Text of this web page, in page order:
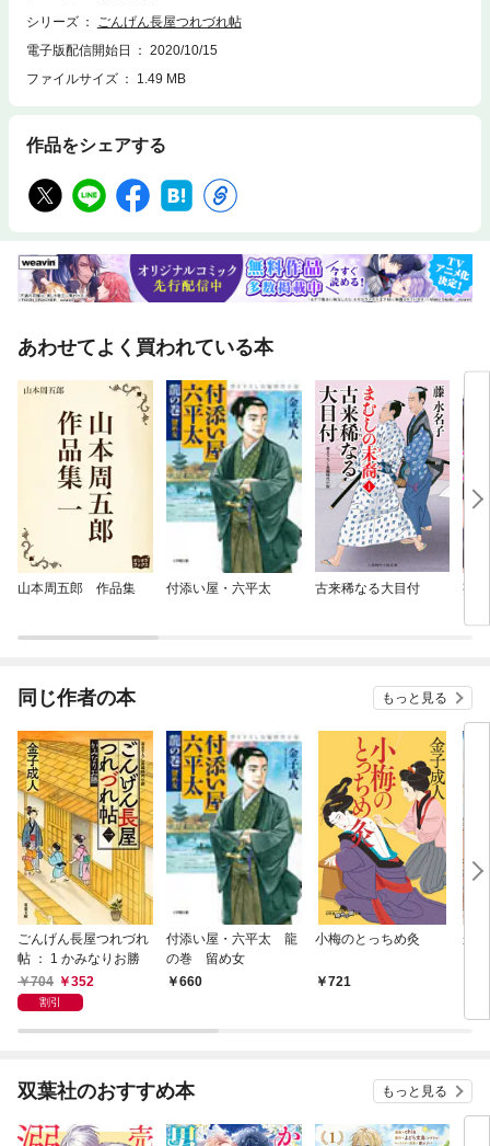
シリーズ
ごんげん長屋つれづれ帖
電子版配信開始日
2020/10/15
ファイルサイズ
1.49 MB
作品をシェアする
あわせてよく買われている本
山本周五郎 作品集 付添い屋・六平太 古来稀なる大目付 妄
同じ作者の本 もっと見る
ごんげん長屋つれづれ
帖 ： 1 かみなりお勝
704
352
割引
付添い屋・六平太 龍
の巻 留め女
660
小梅のとっちめ灸
721
か
双葉社のおすすめ本 もっと見る